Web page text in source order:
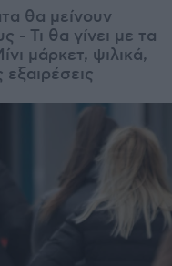
θα μείνουν
- Τι θα γίνει με τα
μάρκετ, ψιλικά,